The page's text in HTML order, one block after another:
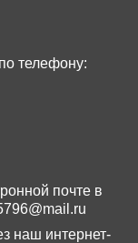
телефону:
почте в
mail .ru
наш интернет-